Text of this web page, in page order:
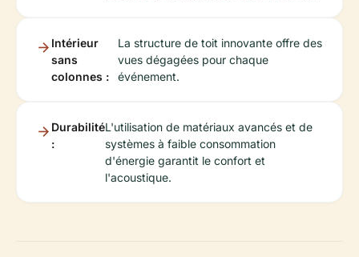
Intérieur
sans
colonnes :
La structure de toit innovante offre des
vues dégagées pour chaque
événement.
Durabilité
:
L'utilisation de matériaux avancés et de
systèmes à faible consommation
d'énergie garantit le confort et
l'acoustique.